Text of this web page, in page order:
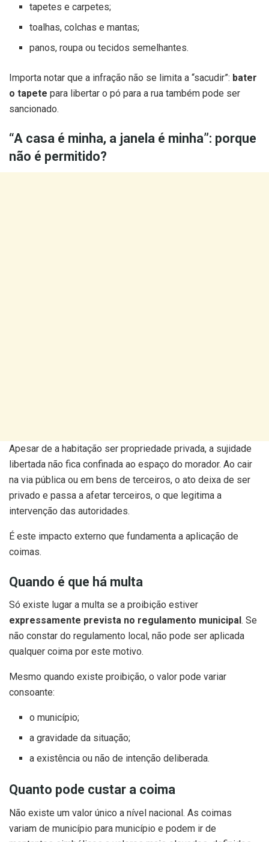
tapetes e carpetes;
toalhas, colchas e mantas;
panos, roupa ou tecidos semelhantes.
Importa notar que a infração não se limita a “sacudir”: bater
o tapete para libertar o pó para a rua também pode ser
sancionado.
“A casa é minha, a janela é minha”: porque
não é permitido?
Apesar de a habitação ser propriedade privada, a sujidade
libertada não fica confinada ao espaço do morador. Ao cair
na via pública ou em bens de terceiros, o ato deixa de ser
privado e passa a afetar terceiros, o que legitima a
intervenção das autoridades.
É este impacto externo que fundamenta a aplicação de
coimas.
Quando é que há multa
Só existe lugar a multa se a proibição estiver
expressamente prevista no regulamento municipal . Se
não constar do regulamento local, não pode ser aplicada
qualquer coima por este motivo.
Mesmo quando existe proibição, o valor pode variar
consoante:
o município;
a gravidade da situação;
a existência ou não de intenção deliberada.
Quanto pode custar a coima
Não existe um valor único a nível nacional. As coimas
variam de município para município e podem ir de